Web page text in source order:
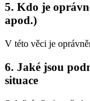
5. Kdo je
apod.)
V této věci je
6. Jaké jsou
situace